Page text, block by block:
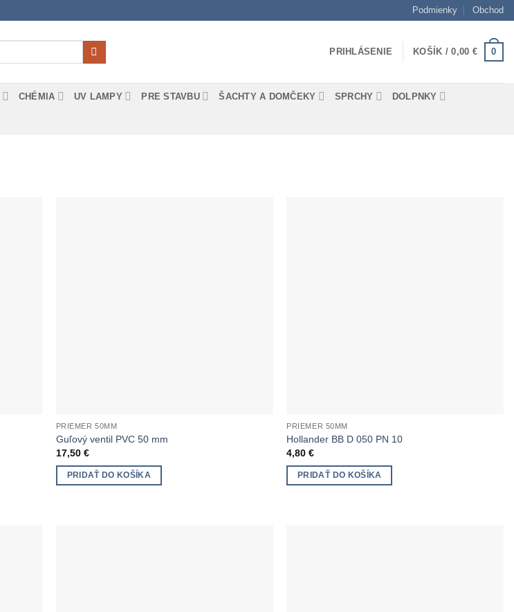
Podmienky Obchod
PRIHLÁSENIE KOŠÍK /0,00 € 0
CHÉMIA UV LAMPY PRE STAVBU ŠACHTY A DOMČEKY SPRCHY DOLPNKY
PRIEMER 50MM
Guľový ventil PVC 50 mm
17,50 €
PRIDAŤ DO KOŠÍKA
PRIEMER 50MM
Hollander BB D 050 PN 10
4,80€
PRIDAŤ DO KOŠÍKA